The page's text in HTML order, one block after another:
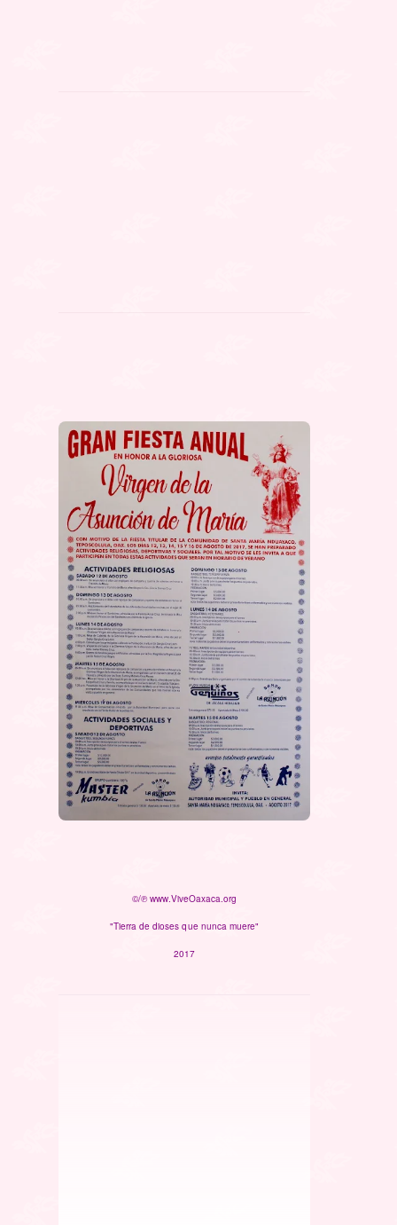
©/℗ www.ViveOaxaca.org
"Tierra de dioses que nunca muere"
2017